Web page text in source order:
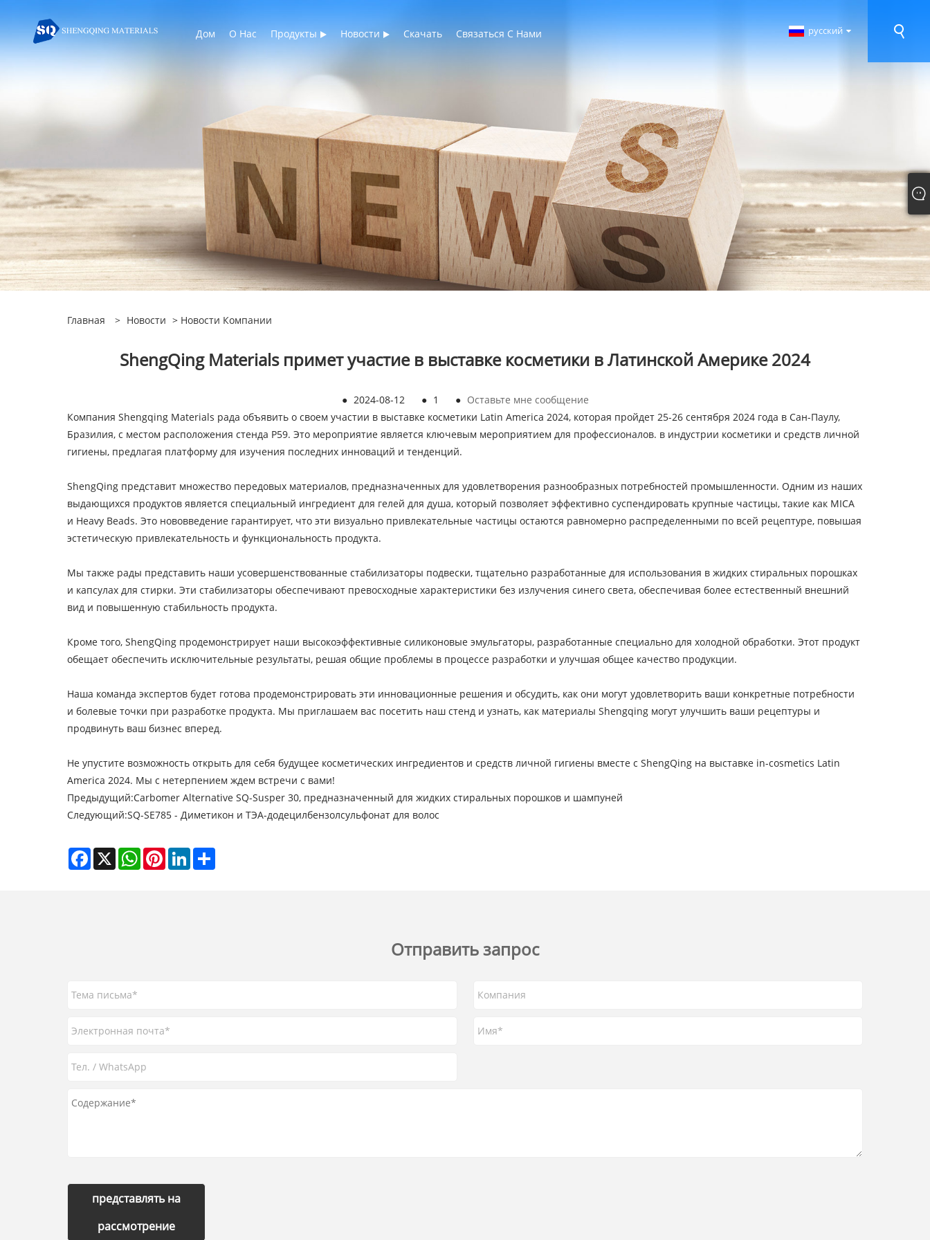
Дом О Нас Продукты Новости Скачать Связаться С Нами русский
Главная > Новости > Новости Компании
ShengQing Materials примет участие в выставке косметики в Латинской Америке 2024
● 2024-08-12 ● 1 ● Оставьте мне сообщение
Компания Shengqing Materials рада объявить о своем участии в выставке косметики Latin America 2024, которая пройдет 25-26 сентября 2024 года в Сан-Паулу,
Бразилия, с местом расположения стенда P59. Это мероприятие является ключевым мероприятием для профессионалов. в индустрии косметики и средств личной
гигиены, предлагая платформу для изучения последних инноваций и тенденций.
ShengQing представит множество передовых материалов, предназначенных для удовлетворения разнообразных потребностей промышленности. Одним из наших
выдающихся продуктов является специальный ингредиент для гелей для душа, который позволяет эффективно суспендировать крупные частицы, такие как MICA
и Heavy Beads. Это нововведение гарантирует, что эти визуально привлекательные частицы остаются равномерно распределенными по всей рецептуре, повышая
эстетическую привлекательность и функциональность продукта.
Мы также рады представить наши усовершенствованные стабилизаторы подвески, тщательно разработанные для использования в жидких стиральных порошках
и капсулах для стирки. Эти стабилизаторы обеспечивают превосходные характеристики без излучения синего света, обеспечивая более естественный внешний
вид и повышенную стабильность продукта.
Кроме того, ShengQing продемонстрирует наши высокоэффективные силиконовые эмульгаторы, разработанные специально для холодной обработки. Этот продукт
обещает обеспечить исключительные результаты, решая общие проблемы в процессе разработки и улучшая общее качество продукции.
Наша команда экспертов будет готова продемонстрировать эти инновационные решения и обсудить, как они могут удовлетворить ваши конкретные потребности
и болевые точки при разработке продукта. Мы приглашаем вас посетить наш стенд и узнать, как материалы Shengqing могут улучшить ваши рецептуры и
продвинуть ваш бизнес вперед.
Не упустите возможность открыть для себя будущее косметических ингредиентов и средств личной гигиены вместе с ShengQing на выставке in-cosmetics Latin
America 2024. Мы с нетерпением ждем встречи с вами!
Предыдущий:Carbomer Alternative SQ-Susper 30, предназначенный для жидких стиральных порошков и шампуней
Следующий:SQ-SE785 - Диметикон и ТЭА-додецилбензолсульфонат для волос
Facebook
X WhatsAppPinterestLinkedIn
Отправить запрос
представлять на
рассмотрение